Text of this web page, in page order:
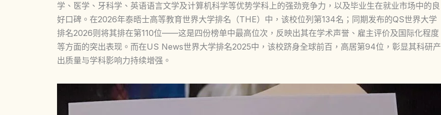
学、医学、牙科学、英语语言文学及计算机科学等优势学科上的强劲竞争力，以及毕业生在就业市场中的良
好口碑。在2026年泰晤士高等教育世界大学排名（THE）中，该校位列第134名；同期发布的QS世界大学
排名2026则将其排在第110位——这是四份榜单中最高位次，反映出其在学术声誉、雇主评价及国际化程度
等方面的突出表现。而在US News世界大学排名2025中，该校跻身全球前百，高居第94位，彰显其科研产
出质量与学科影响力持续增强。